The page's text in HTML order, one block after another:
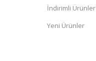
İndirimli Ürünler
Yeni Ürünler